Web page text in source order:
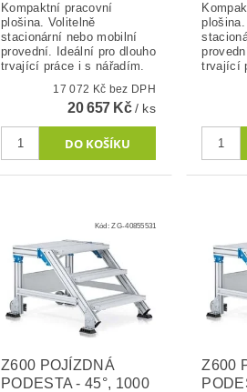
Kompaktní pracovní
plošina. Volitelně
stacionární nebo mobilní
provední. Ideální pro dlouho
trvající práce i s nářadím.
17 072 Kč bez DPH
20 657 Kč/ ks
trvající
Kód:ZG-40855531
Z600 POJÍZDNÁ
PODESTA - 45°, 1000
Z600